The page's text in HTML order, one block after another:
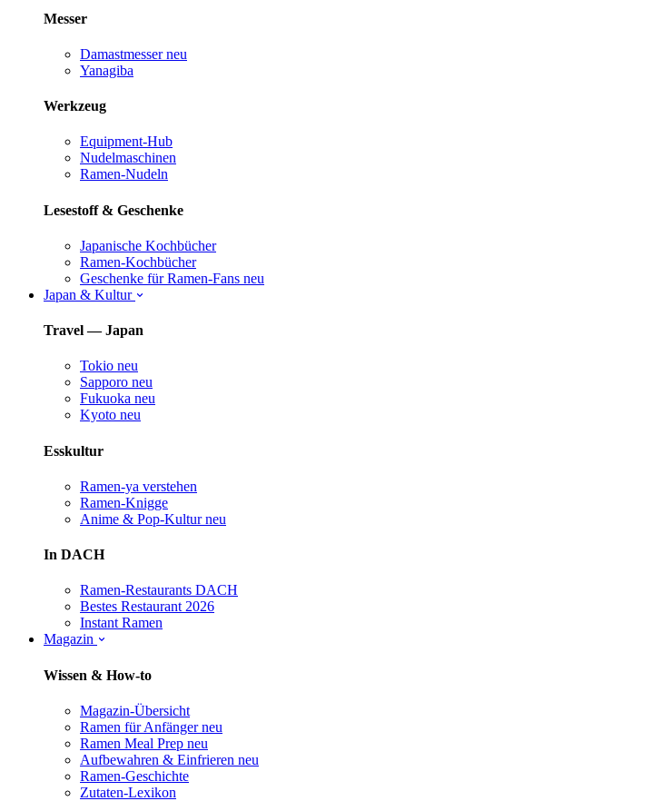
Messer
Damastmesser neu
Yanagiba
Werkzeug
Equipment-Hub
Nudelmaschinen
Ramen-Nudeln
Lesestoff & Geschenke
Japanische Kochbücher
Ramen-Kochbücher
Geschenke für Ramen-Fans neu
Japan & Kultur
Travel — Japan
Tokio neu
Sapporo neu
Fukuoka neu
Kyoto neu
Esskultur
Ramen-ya verstehen
Ramen-Knigge
Anime & Pop-Kultur neu
In DACH
Ramen-Restaurants DACH
Bestes Restaurant 2026
Instant Ramen
Magazin
Wissen & How-to
Magazin-Übersicht
Ramen für Anfänger neu
Ramen Meal Prep neu
Aufbewahren & Einfrieren neu
Ramen-Geschichte
Zutaten-Lexikon